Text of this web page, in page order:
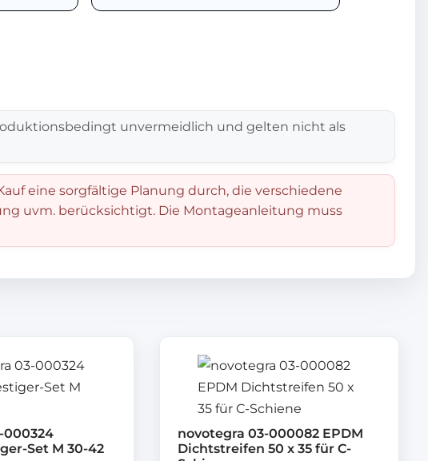
unvermeidlich und gelten nicht als
eine sorgfältige Planung durch, die verschiedene
uvm. berücksichtigt. Die Montageanleitung muss
000324
Set M 30-42
novotegra 03-000082 EPDM
Dichtstreifen 50 x 35 für C-